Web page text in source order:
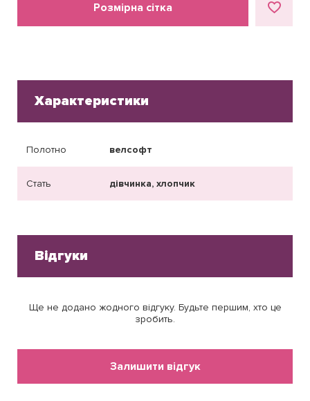
Розмірна сітка
Характеристики
Полотно велсофт
Стать дівчинка, хлопчик
Відгуки
Ще не додано жодного відгуку. Будьте першим, хто це
зробить.
Залишити відгук